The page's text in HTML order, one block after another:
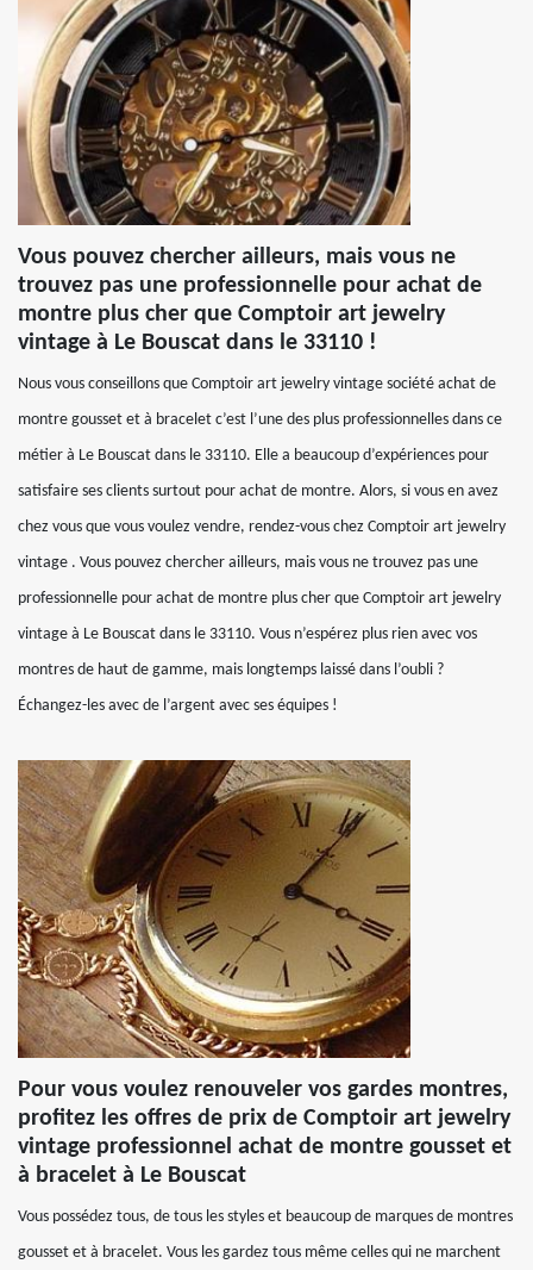
Vous pouvez chercher ailleurs, mais vous ne
trouvez pas une professionnelle pour achat de
montre plus cher que Comptoir art jewelry
vintage à Le Bouscat dans le 33110 !
Nous vous conseillons que Comptoir art jewelry vintage société achat de
montre gousset et à bracelet c’est l’une des plus professionnelles dans ce
métier à Le Bouscat dans le 33110. Elle a beaucoup d’expériences pour
satisfaire ses clients surtout pour achat de montre. Alors, si vous en avez
chez vous que vous voulez vendre, rendez-vous chez Comptoir art jewelry
vintage . Vous pouvez chercher ailleurs, mais vous ne trouvez pas une
professionnelle pour achat de montre plus cher que Comptoir art jewelry
vintage à Le Bouscat dans le 33110. Vous n’espérez plus rien avec vos
montres de haut de gamme, mais longtemps laissé dans l’oubli ?
Échangez-les avec de l’argent avec ses équipes !
Pour vous voulez renouveler vos gardes montres,
profitez les offres de prix de Comptoir art jewelry
vintage professionnel achat de montre gousset et
à bracelet à Le Bouscat
Vous possédez tous, de tous les styles et beaucoup de marques de montres
gousset et à bracelet. Vous les gardez tous même celles qui ne marchent